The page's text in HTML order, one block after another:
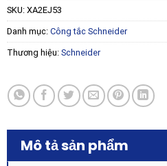
SKU: XA2EJ53
Danh mục: Công tắc Schneider
Thương hiệu: Schneider
Mô tả sản phẩm